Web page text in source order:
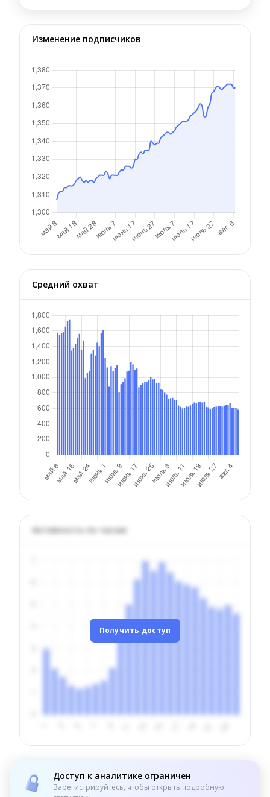
Изменение подписчиков
Средний охват
Активность по часам
Получить доступ
Доступ к аналитике ограничен
Зарегистрируйтесь, чтобы открыть подробную